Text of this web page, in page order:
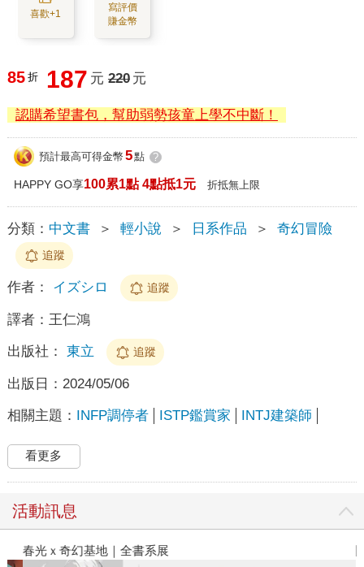
喜歡+1
寫評價
賺金幣
85 折 187 元 220 元
認購希望書包，幫助弱勢孩童上學不中斷！
預計最高可得金幣 5點 ?
HAPPY GO享100累1點 4點抵1元 折抵無上限
分類： 中文書 ＞ 輕小說 ＞ 日系作品 ＞ 奇幻冒險
追蹤
作者： イズシロ 追蹤
譯者： 王仁鴻
出版社： 東立 追蹤
出版日： 2024/05/06
相關主題： INFP調停者 ISTP鑑賞家 INTJ建築師
看更多
活動訊息
春光ｘ奇幻基地｜全書系展